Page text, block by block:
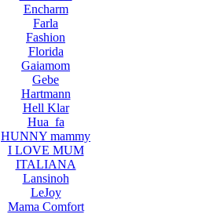
Encharm
Farla
Fashion
Florida
Gaiamom
Gebe
Hartmann
Hell Klar
Hua_fa
HUNNY mammy
I LOVE MUM
ITALIANA
Lansinoh
LeJoy
Mama Comfort